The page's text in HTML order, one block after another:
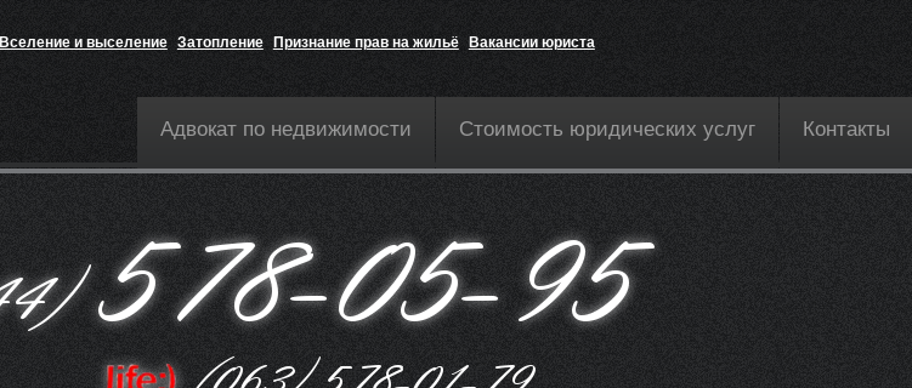
Вселение и выселение Затопление Признание прав на жильё Вакансии юриста
Адвокат по недвижимости Стоимость юридических услуг Контакты